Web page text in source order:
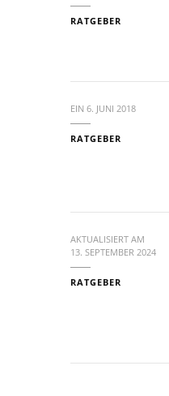
RATGEBER
EIN 6. JUNI 2018
RATGEBER
AKTUALISIERT AM
13. SEPTEMBER 2024
RATGEBER